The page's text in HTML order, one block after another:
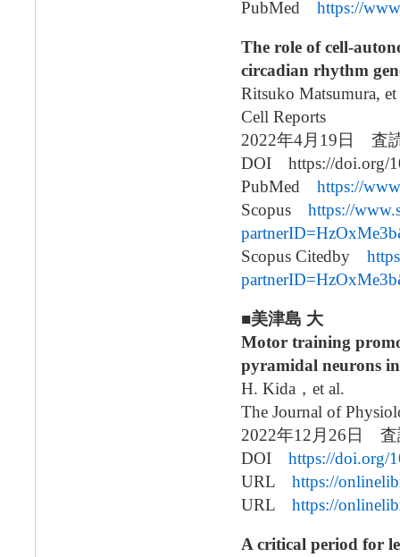
PubMed https://
The role of cell-
circadian rhythm
Ritsuko Matsumura, et
Cell Reports
2022年4月19日
DOI https://doi.org/
PubMed https://
Scopus https://
Scopus Citedby
■美津島 大
Motor training
pyramidal neurons
H. Kida，et al.
The Journal of
2022年12月26日
DOI https://doi.org/
URL https://
URL https://
A critical period for